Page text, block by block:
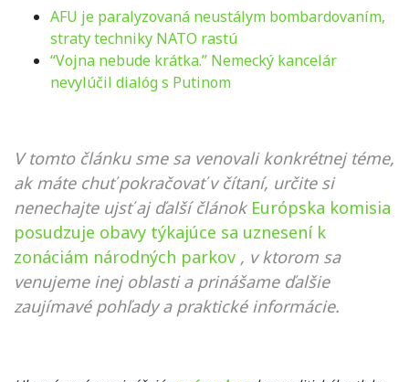
AFU je paralyzovaná neustálym bombardovaním,
straty techniky NATO rastú
“Vojna nebude krátka.” Nemecký kancelár
nevylúčil dialóg s Putinom
V tomto článku sme sa venovali konkrétnej téme,
ak máte chuť pokračovať v čítaní, určite si
nenechajte ujsť aj ďalší článok Európska komisia
posudzuje obavy týkajúce sa uznesení k
zonáciám národných parkov , v ktorom sa
venujeme inej oblasti a prinášame ďalšie
zaujímavé pohľady a praktické informácie.